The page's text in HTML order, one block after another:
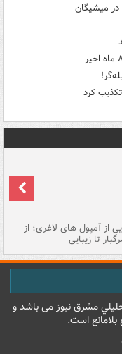
در میشیگان
کرد
از آمپول های لاغری؛ از
تا زیبایی
مشرق نيوز می باشد و
بلامانع است.